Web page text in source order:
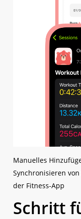
Manuelles
Synchronisieren
der Fitness-App
Schritt